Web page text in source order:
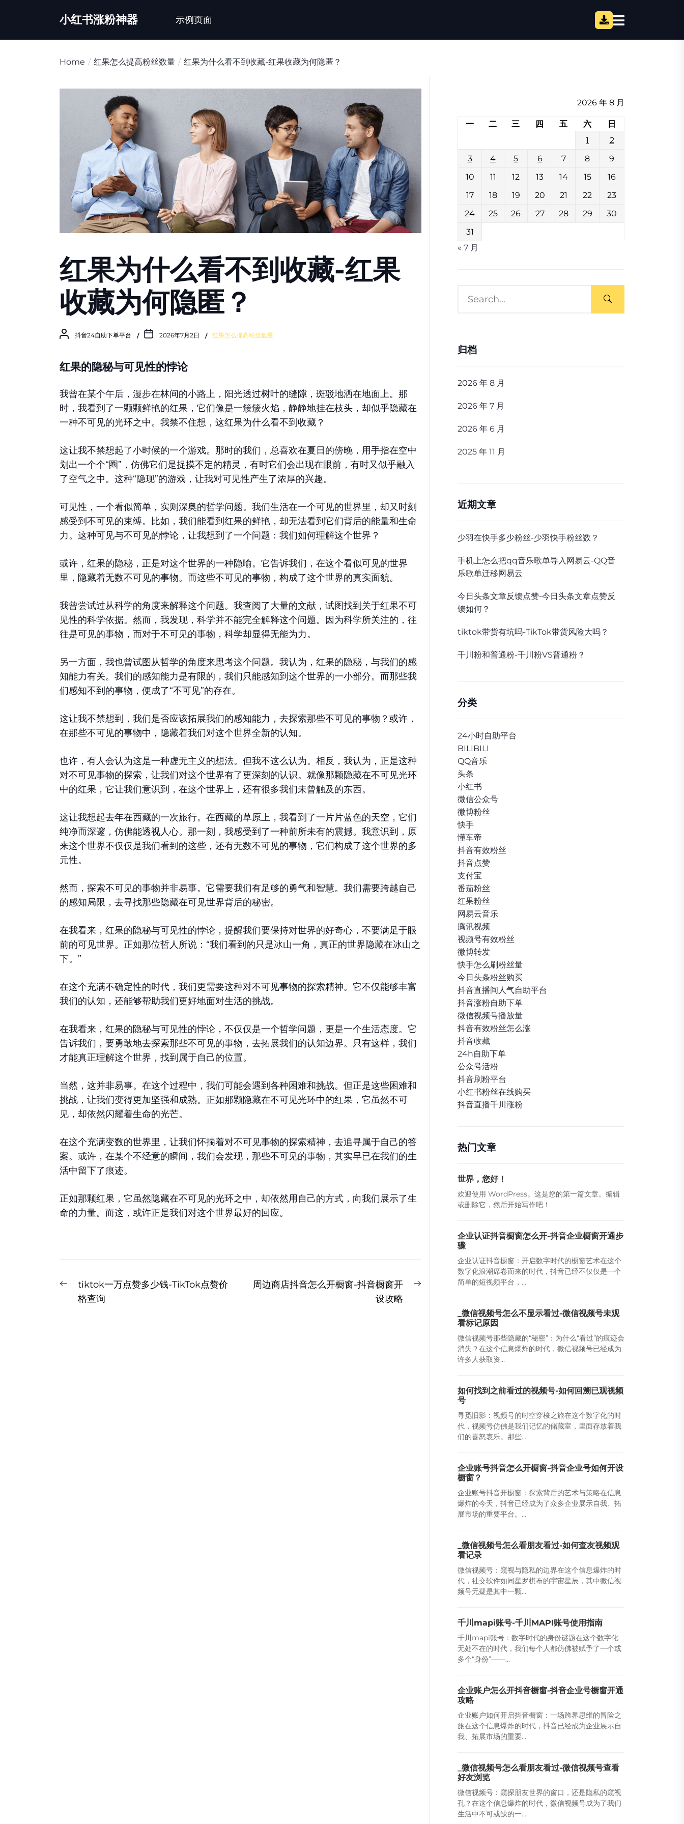
小红书涨粉神器 示例页面
Home 红果怎么提高粉丝数量 红果为什么看不到收藏-红果收藏为何隐匿？
红果为什么看不到收藏-红果
收藏为何隐匿？
抖音24自助下单平台 2026年7月2日 红果怎么提高粉丝数量
红果的隐秘与可见性的悖论
我曾在某个午后，漫步在林间的小路上，阳光透过树叶的缝隙，斑驳地洒在地面上。那
时，我看到了一颗颗鲜艳的红果，它们像是一簇簇火焰，静静地挂在枝头，却似乎隐藏在
一种不可见的光环之中。我禁不住想，这红果为什么看不到收藏？
这让我不禁想起了小时候的一个游戏。那时的我们，总喜欢在夏日的傍晚，用手指在空中
划出一个个“圈”，仿佛它们是捉摸不定的精灵，有时它们会出现在眼前，有时又似乎融入
了空气之中。这种“隐现”的游戏，让我对可见性产生了浓厚的兴趣。
可见性，一个看似简单，实则深奥的哲学问题。我们生活在一个可见的世界里，却又时刻
感受到不可见的束缚。比如，我们能看到红果的鲜艳，却无法看到它们背后的能量和生命
力。这种可见与不可见的悖论，让我想到了一个问题：我们如何理解这个世界？
或许，红果的隐秘，正是对这个世界的一种隐喻。它告诉我们，在这个看似可见的世界
里，隐藏着无数不可见的事物。而这些不可见的事物，构成了这个世界的真实面貌。
我曾尝试过从科学的角度来解释这个问题。我查阅了大量的文献，试图找到关于红果不可
见性的科学依据。然而，我发现，科学并不能完全解释这个问题。因为科学所关注的，往
往是可见的事物，而对于不可见的事物，科学却显得无能为力。
另一方面，我也曾试图从哲学的角度来思考这个问题。我认为，红果的隐秘，与我们的感
知能力有关。我们的感知能力是有限的，我们只能感知到这个世界的一小部分。而那些我
们感知不到的事物，便成了“不可见”的存在。
这让我不禁想到，我们是否应该拓展我们的感知能力，去探索那些不可见的事物？或许，
在那些不可见的事物中，隐藏着我们对这个世界全新的认知。
也许，有人会认为这是一种虚无主义的想法。但我不这么认为。相反，我认为，正是这种
对不可见事物的探索，让我们对这个世界有了更深刻的认识。就像那颗隐藏在不可见光环
中的红果，它让我们意识到，在这个世界上，还有很多我们未曾触及的东西。
这让我想起去年在西藏的一次旅行。在西藏的草原上，我看到了一片片蓝色的天空，它们
纯净而深邃，仿佛能透视人心。那一刻，我感受到了一种前所未有的震撼。我意识到，原
来这个世界不仅仅是我们看到的这些，还有无数不可见的事物，它们构成了这个世界的多
元性。
然而，探索不可见的事物并非易事。它需要我们有足够的勇气和智慧。我们需要跨越自己
的感知局限，去寻找那些隐藏在可见世界背后的秘密。
在我看来，红果的隐秘与可见性的悖论，提醒我们要保持对世界的好奇心，不要满足于眼
前的可见世界。正如那位哲人所说：“我们看到的只是冰山一角，真正的世界隐藏在冰山之
下。”
在这个充满不确定性的时代，我们更需要这种对不可见事物的探索精神。它不仅能够丰富
我们的认知，还能够帮助我们更好地面对生活的挑战。
在我看来，红果的隐秘与可见性的悖论，不仅仅是一个哲学问题，更是一个生活态度。它
告诉我们，要勇敢地去探索那些不可见的事物，去拓展我们的认知边界。只有这样，我们
才能真正理解这个世界，找到属于自己的位置。
当然，这并非易事。在这个过程中，我们可能会遇到各种困难和挑战。但正是这些困难和
挑战，让我们变得更加坚强和成熟。正如那颗隐藏在不可见光环中的红果，它虽然不可
见，却依然闪耀着生命的光芒。
在这个充满变数的世界里，让我们怀揣着对不可见事物的探索精神，去追寻属于自己的答
案。或许，在某个不经意的瞬间，我们会发现，那些不可见的事物，其实早已在我们的生
活中留下了痕迹。
正如那颗红果，它虽然隐藏在不可见的光环之中，却依然用自己的方式，向我们展示了生
命的力量。而这，或许正是我们对这个世界最好的回应。
文
Previous
post:
tiktok一万点赞多少钱-TikTok点赞价
格查询
Next
周边商店抖音怎么开橱窗-抖音橱窗开
设攻略
2026 年 8 月
一 二 三 四 五 六
日
1
2
3
4 5 6 7 8
9
10
11 12 13 14 15
16
17
18 19 20 21 22
23
24
25 26 27 28 29
30
31
« 7 月
归档
2026 年 8 月
2026 年 7 月
2026 年 6 月
2025 年 11 月
近期文章
少羽在快手多少粉丝-少羽快手粉丝数？
手机上怎么把qq音乐歌单导入网易云-QQ音
乐歌单迁移网易云
今日头条文章反馈点赞-今日头条文章点赞反
馈如何？
tiktok带货有坑吗-TikTok带货风险大吗？
千川粉和普通粉-千川粉VS普通粉？
分类
24小时自助平台
BILIBILI
QQ音乐
头条
小红书
微信公众号
微博粉丝
快手
懂车帝
抖音有效粉丝
抖音点赞
支付宝
番茄粉丝
红果粉丝
网易云音乐
腾讯视频
视频号有效粉丝
微博转发
快手怎么刷粉丝量
今日头条粉丝购买
抖音直播间人气自助平台
抖音涨粉自助下单
微信视频号播放量
抖音有效粉丝怎么涨
抖音收藏
24h自助下单
公众号活粉
抖音刷粉平台
小红书粉丝在线购买
抖音直播千川涨粉
热门文章
世界，您好！
欢迎使用 WordPress。这是您的第一篇文章。编辑
或删除它，然后开始写作吧！
企业认证抖音橱窗怎么开-抖音企业橱窗开通步
骤
企业认证抖音橱窗：开启数字时代的橱窗艺术在这个
数字化浪潮席卷而来的时代，抖音已经不仅仅是一个
简单的短视频平台，...
_微信视频号怎么不显示看过-微信视频号未观
看标记原因
微信视频号那些隐藏的“秘密”：为什么“看过”的痕迹会
消失？在这个信息爆炸的时代，微信视频号已经成为
许多人获取资...
如何找到之前看过的视频号-如何回溯已观视频
号
寻觅旧影：视频号的时空穿梭之旅在这个数字化的时
代，视频号仿佛是我们记忆的储藏室，里面存放着我
们的喜怒哀乐。那些...
企业账号抖音怎么开橱窗-抖音企业号如何开设
橱窗？
企业账号抖音开橱窗：探索背后的艺术与策略在信息
爆炸的今天，抖音已经成为了众多企业展示自我、拓
展市场的重要平台。...
_微信视频号怎么看朋友看过-如何查友视频观
看记录
微信视频号：窥视与隐私的边界在这个信息爆炸的时
代，社交软件如同星罗棋布的宇宙星辰，其中微信视
频号无疑是其中一颗...
千川mapi账号-千川MAPI账号使用指南
千川mapi账号：数字时代的身份谜题在这个数字化
无处不在的时代，我们每个人都仿佛被赋予了一个或
多个“身份”——...
企业账户怎么开抖音橱窗-抖音企业号橱窗开通
攻略
企业账户如何开启抖音橱窗：一场跨界思维的冒险之
旅在这个信息爆炸的时代，抖音已经成为企业展示自
我、拓展市场的重要...
_微信视频号怎么看朋友看过-微信视频号查看
好友浏览
微信视频号：窥探朋友世界的窗口，还是隐私的窥视
孔？在这个信息爆炸的时代，微信视频号成为了我们
生活中不可或缺的一...